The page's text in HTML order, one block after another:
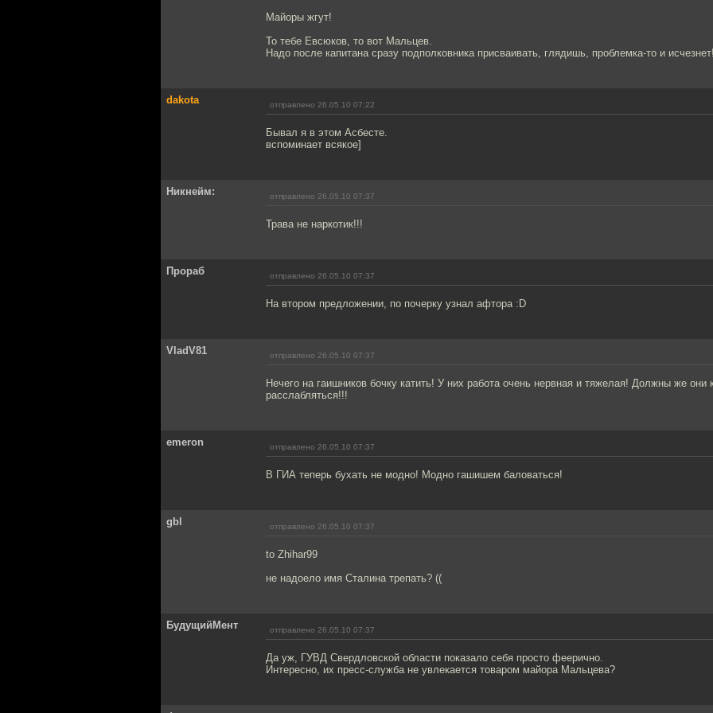
Майоры жгут!
То тебе Евсюков, то вот Мальцев.
Надо после капитана сразу подполковника присваивать, глядишь, проблемка-то и
dakota отправлено 26.05.10 07:22
Бывал я в этом Асбесте.
вспоминает всякое]
Никнейм: отправлено 26.05.10 07:37
Трава не наркотик!!!
Прораб отправлено 26.05.10 07:37
На втором предложении, по почерку узнал афтора :D
VladV81 отправлено 26.05.10 07:37
Нечего на гаишников бочку катить! У них работа очень нервная и тяжелая! Должны же они
расслабляться!!!
emeron отправлено 26.05.10 07:37
В ГИА теперь бухать не модно! Модно гашишем баловаться!
gbl отправлено 26.05.10 07:37
to Zhihar99
не надоело имя Сталина трепать? ((
БудущийМент отправлено 26.05.10 07:37
Да уж, ГУВД Свердловской области показало себя просто феерично.
Интересно, их пресс-служба не увлекается товаром майора Мальцева?